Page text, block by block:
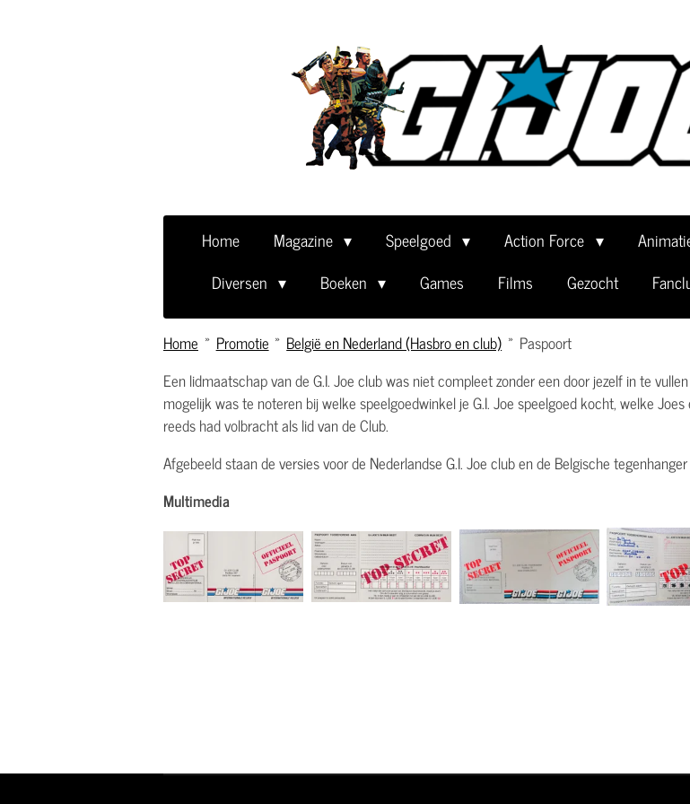
Home Magazine Speelgoed Action Force
Diversen
Boeken Games Films Gezocht
Home » Promotie » België en Nederland (Hasbro en club) » Paspoort
Een lidmaatschap van de G.I. Joe club was niet compleet zonder een door jezelf in te vullen
mogelijk was te noteren bij welke speelgoedwinkel je G.I. Joe speelgoed kocht, welke
reeds had volbracht als lid van de Club.
Afgebeeld staan de versies voor de Nederlandse G.I. Joe club en de Belgische
Multimedia